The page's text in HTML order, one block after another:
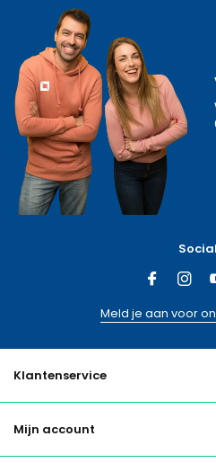
Meld je aan voor
Klantenservice
Mijn account